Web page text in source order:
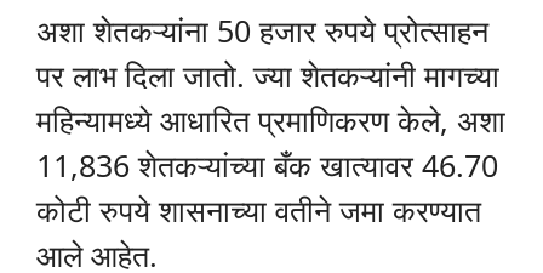
अशा शेतकऱ्यांना 50 हजार रुपये प्रोत्साहन
पर लाभ दिला जातो. ज्या शेतकऱ्यांनी मागच्या
महिन्यामध्ये आधारित प्रमाणिकरण केले, अशा
11,836 शेतकऱ्यांच्या बँक खात्यावर 46.70
कोटी रुपये शासनाच्या वतीने जमा करण्यात
आले आहेत.